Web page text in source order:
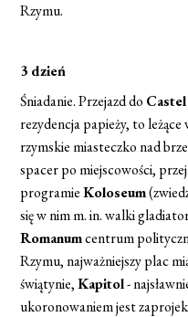
Rzymu.
3 dzień
Śniadanie. Przejazd do
rezydencja papieży, to
rzymskie miasteczko nad
spacer po miejscowości,
programieKoloseum
się w nim m. in. walki
Romanumcentrum
Rzymu, najważniejszy plac
świątynie,Kapitol-
ukoronowaniem jest